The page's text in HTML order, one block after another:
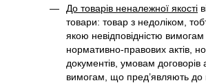
До товарів неналежної якості
товари: товар з недоліком,
якою невідповідністю вимогам
нормативно-правових актів,
документів, умовам договорів
вимогам, що пред’являють до